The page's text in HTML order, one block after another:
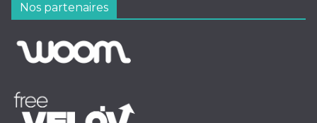
Nos partenaires